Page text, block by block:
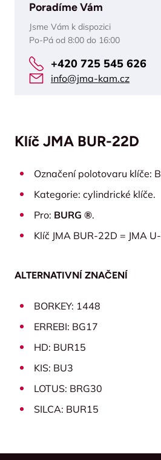
Poradíme Vám
Jsme Vám k dispozici
Po-Pá od 8:00 do 16:00
+420 725 545 626
info@jma-kam.cz
Klíč JMA BUR-22D
Označení polotovaru klíče:
Kategorie: cylindrické klíče.
Pro: BURG ®.
Klíč JMA BUR-22D = JMA
ALTERNATIVNÍ ZNAČENÍ
BORKEY: 1448
ERREBI: BG17
HD: BUR15
KIS: BU3
LOTUS: BRG30
SILCA: BUR15